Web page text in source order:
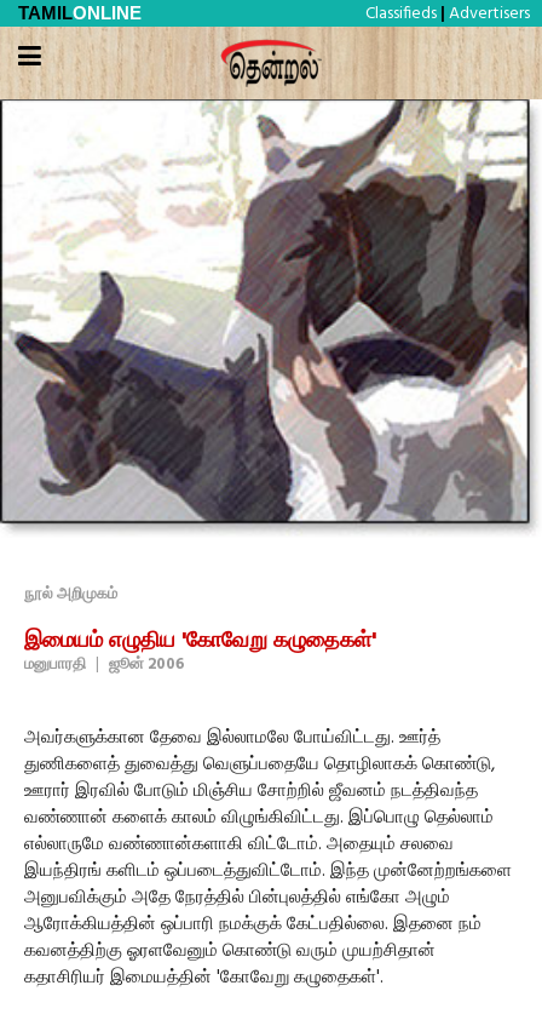
TAMILONLINE Classifieds | Advertisers
நூல் அறிமுகம்
இமையம் எழுதிய 'கோவேறு கழுதைகள்'
மனுபாரதி | ஜூன் 2006
அவர்களுக்கான தேவை இல்லாமலே போய்விட்டது. ஊர்த்
துணிகளைத் துவைத்து வெளுப்பதையே தொழிலாகக் கொண்டு,
ஊரார் இரவில் போடும் மிஞ்சிய சோற்றில் ஜீவனம் நடத்திவந்த
வண்ணான் களைக் காலம் விழுங்கிவிட்டது. இப்பொழு தெல்லாம்
எல்லாருமே வண்ணான்களாகி விட்டோம். அதையும் சலவை
இயந்திரங் களிடம் ஒப்படைத்துவிட்டோம். இந்த முன்னேற்றங்களை
அனுபவிக்கும் அதே நேரத்தில் பின்புலத்தில் எங்கோ அழும்
ஆரோக்கியத்தின் ஒப்பாரி நமக்குக் கேட்பதில்லை. இதனை நம்
கவனத்திற்கு ஓரளவேனும் கொண்டு வரும் முயற்சிதான்
கதாசிரியர் இமையத்தின் 'கோவேறு கழுதைகள்'.